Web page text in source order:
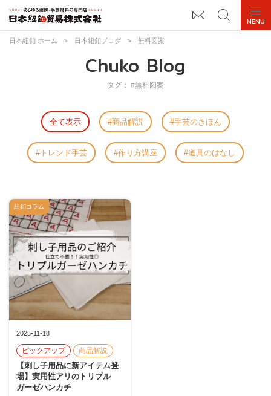
日本紐釦 ホーム > 日本紐釦ブログ > 無料図案
Chuko Blog
タグ： #無料図案
全て表示 商品解説 手芸のきほん
トレンド手芸 作り方講座 道具のはなし
2025-11-18
ピックアップ 商品解説
【刺し子用品に新アイテム登
場】実用性アリのトリプル
ガーゼハンカチ
紐釦コラム